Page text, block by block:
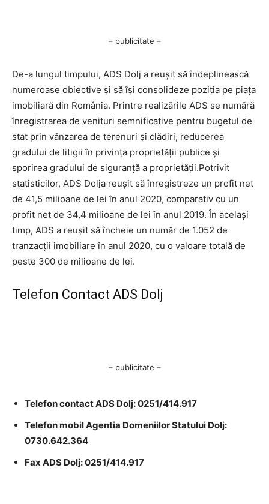
– publicitate –
De-a lungul timpului, ADS Dolj a reuşit să îndeplinească
numeroase obiective şi să îşi consolideze poziţia pe piaţa
imobiliară din România. Printre realizările ADS se numără
înregistrarea de venituri semnificative pentru bugetul de
stat prin vânzarea de terenuri şi clădiri, reducerea
gradului de litigii în privinţa proprietăţii publice şi
sporirea gradului de siguranţă a proprietăţii.Potrivit
statisticilor, ADS Dolja reuşit să înregistreze un profit net
de 41,5 milioane de lei în anul 2020, comparativ cu un
profit net de 34,4 milioane de lei în anul 2019. În acelaşi
timp, ADS a reuşit să încheie un număr de 1.052 de
tranzacţii imobiliare în anul 2020, cu o valoare totală de
peste 300 de milioane de lei.
Telefon Contact ADS Dolj
– publicitate –
Telefon contact ADS Dolj: 0251/414.917
Telefon mobil Agentia Domeniilor Statului Dolj:
0730.642.364
Fax ADS Dolj: 0251/414.917